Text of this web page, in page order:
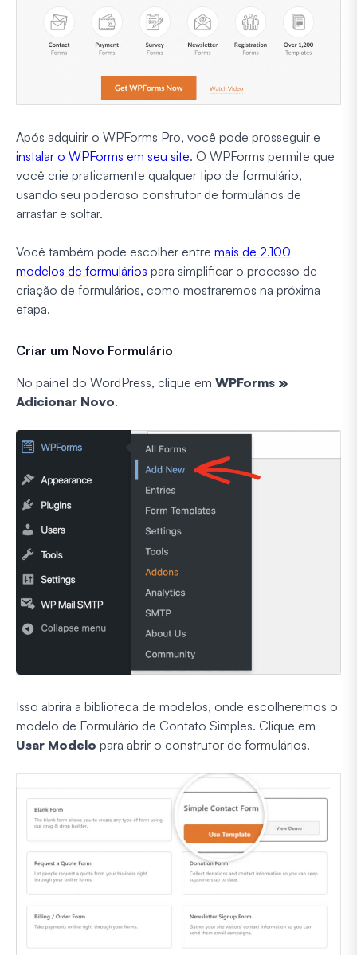
Após adquirir o WPForms Pro, você pode prosseguir e
instalar o WPForms em seu site. O WPForms permite que
você crie praticamente qualquer tipo de formulário,
usando seu poderoso construtor de formulários de
arrastar e soltar.
Você também pode escolher entre mais de 2.100
modelos de formulários para simplificar o processo de
criação de formulários, como mostraremos na próxima
etapa.
Criar um Novo Formulário
No painel do WordPress, clique em WPForms »
Adicionar Novo.
Isso abrirá a biblioteca de modelos, onde escolheremos o
modelo de Formulário de Contato Simples. Clique em
Usar Modelo para abrir o construtor de formulários.